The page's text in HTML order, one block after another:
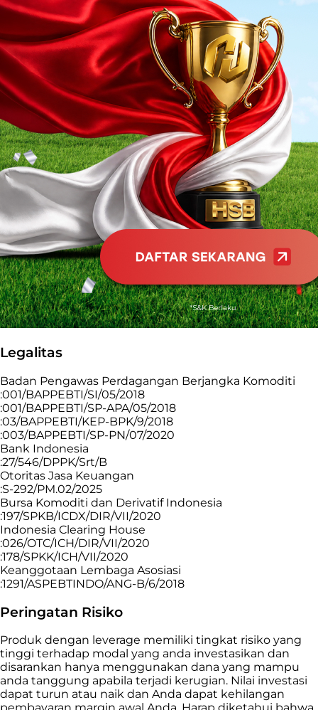
Legalitas
Badan Pengawas Perdagangan Berjangka Komoditi
:001/BAPPEBTI/SI/05/2018
:001/BAPPEBTI/SP-APA/05/2018
:03/BAPPEBTI/KEP-BPK/9/2018
:003/BAPPEBTI/SP-PN/07/2020
Bank Indonesia
:27/546/DPPK/Srt/B
Otoritas Jasa Keuangan
:S-292/PM.02/2025
Bursa Komoditi dan Derivatif Indonesia
:197/SPKB/ICDX/DIR/VII/2020
Indonesia Clearing House
:026/OTC/ICH/DIR/VII/2020
:178/SPKK/ICH/VII/2020
Keanggotaan Lembaga Asosiasi
:1291/ASPEBTINDO/ANG-B/6/2018
Peringatan Risiko
Produk dengan leverage memiliki tingkat risiko yang
tinggi terhadap modal yang anda investasikan dan
disarankan hanya menggunakan dana yang mampu
anda tanggung apabila terjadi kerugian. Nilai investasi
dapat turun atau naik dan Anda dapat kehilangan